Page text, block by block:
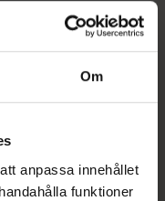
Om
anpassa innehållet
funktioner
kr
kr